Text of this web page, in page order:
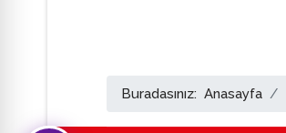
Buradasınız: Anasayfa